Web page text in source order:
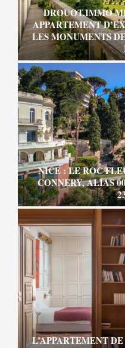
DROUOT.IMMO
APPARTEMENT
LES MONUMENTS
NICE : LE ROC
CONNERY, ALIAS
L’APPARTEMENT